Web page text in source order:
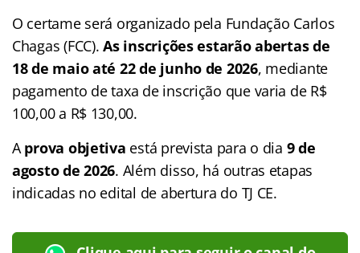
O certame será organizado pela Fundação Carlos
Chagas (FCC).As inscrições estarão abertas de
18 de maio até 22 de junho de 2026, mediante
pagamento de taxa de inscrição que varia de R$
100,00 a R$ 130,00.
Aprova objetiva está prevista para o dia 9 de
agosto de 2026. Além disso, há outras etapas
indicadas no edital de abertura do TJ CE.